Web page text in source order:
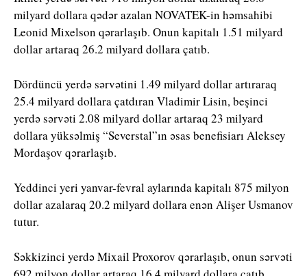
milyard dollara qədər azalan NOVATEK-in həmsahibi
Leonid Mixelson qərarlaşıb. Onun kapitalı 1.51 milyard
dollar artaraq 26.2 milyard dollara çatıb.
Dördüncü yerdə sərvətini 1.49 milyard dollar artıraraq
25.4 milyard dollara çatdıran Vladimir Lisin, beşinci
yerdə sərvəti 2.08 milyard dollar artaraq 23 milyard
dollara yüksəlmiş “Severstal”ın əsas benefisiarı Aleksey
Mordaşov qərarlaşıb.
Yeddinci yeri yanvar-fevral aylarında kapitalı 875 milyon
dollar azalaraq 20.2 milyard dollara enən Alişer Usmanov
tutur.
Səkkizinci yerdə Mixail Proxorov qərarlaşıb, onun sərvəti